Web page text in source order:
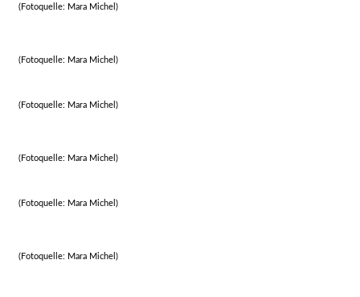
(Fotoquelle: Mara Michel)
(Fotoquelle: Mara Michel)
(Fotoquelle: Mara Michel)
(Fotoquelle: Mara Michel)
(Fotoquelle: Mara Michel)
(Fotoquelle: Mara Michel)